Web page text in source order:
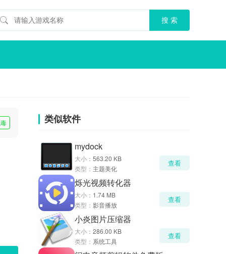
类似软件
mydock
大小： 563.20 KB
类型： 主题美化
查看
烁光视频转化器
大小： 1.74 MB
类型： 影音播放
查看
小炎图片压缩器
大小： 286.00 KB
类型： 系统工具
查看